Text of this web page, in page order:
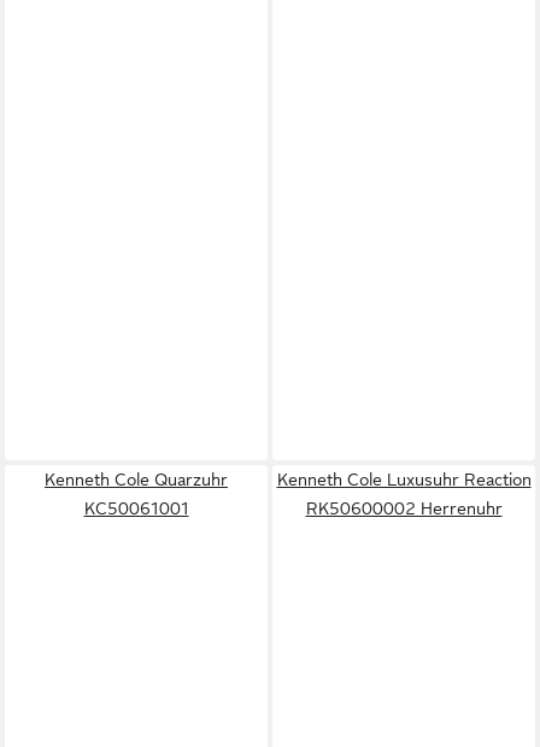
Kenneth Cole Quarzuhr
KC50061001
Kenneth Cole Luxusuhr Reaction
RK50600002 Herrenuhr